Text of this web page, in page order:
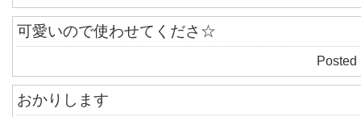
可愛いので使わせてくださ☆
Posted
おかりします